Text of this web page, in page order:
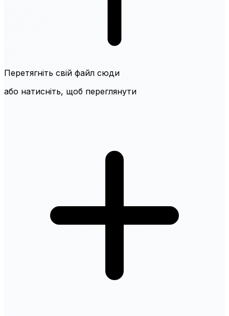
Перетягніть свій файл сюди
або натисніть, щоб переглянути